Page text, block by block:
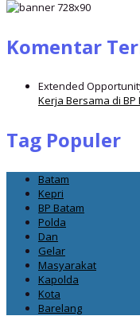
Komentar
Extended
Kerja Bersama di BP
Tag Populer
Batam
Kepri
BP Batam
Polda
Dan
Gelar
Masyarakat
Kapolda
Kota
Barelang